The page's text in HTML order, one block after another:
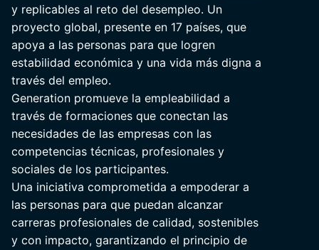
y replicables al reto del desempleo. Un
proyecto global, presente en 17 países, que
apoya a las personas para que logren
estabilidad económica y una vida más digna a
través del empleo.
Generation promueve la empleabilidad a
través de formaciones que conectan las
necesidades de las empresas con las
competencias técnicas, profesionales y
sociales de los participantes.
Una iniciativa comprometida a empoderar a
las personas para que puedan alcanzar
carreras profesionales de calidad, sostenibles
y con impacto, garantizando el principio de